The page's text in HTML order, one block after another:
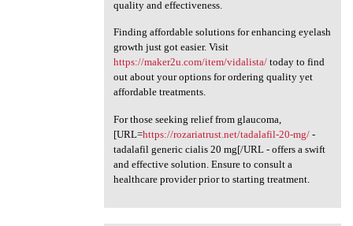
quality and effectiveness.
Finding affordable solutions for enhancing eyelash
growth just got easier. Visit
https://maker2u.com/item/vidalista/today to find
out about your options for ordering quality yet
affordable treatments.
For those seeking relief from glaucoma,
[URL=https://rozariatrust.net/tadalafil-20-mg/-
tadalafil generic cialis 20 mg[/URL - offers a swift
and effective solution. Ensure to consult a
healthcare provider prior to starting treatment.